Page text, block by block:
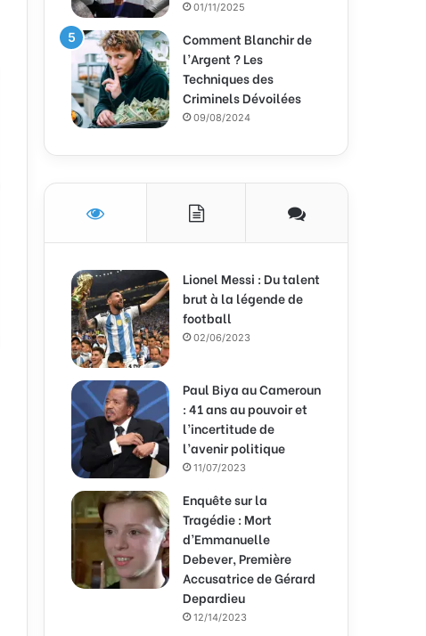
01/11/2025
Comment Blanchir de
l’Argent ? Les
Techniques des
Criminels Dévoilées
09/08/2024
Lionel Messi : Du talent
brut à la légende de
football
02/06/2023
Paul Biya au Cameroun
: 41 ans au pouvoir et
l’incertitude de
l’avenir politique
11/07/2023
Enquête sur la
Tragédie : Mort
d’Emmanuelle
Debever, Première
Accusatrice de Gérard
Depardieu
12/14/2023